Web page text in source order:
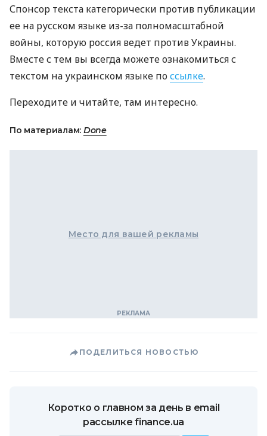
Спонсор текста категорически против публикации
ее на русском языке из-за полномасштабной
войны, которую россия ведет против Украины.
Вместе с тем вы всегда можете ознакомиться с
текстом на украинском языке поссылке.
Переходите и читайте, там интересно.
По материалам: Done
Место для вашей рекламы
ПОДЕЛИТЬСЯ НОВОСТЬЮ
Коротко о главном за день в email
рассылке finance.ua